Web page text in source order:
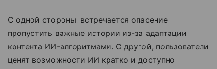
С одной стороны, встречается опасение
пропустить важные истории из-за адаптации
контента ИИ-алгоритмами. С другой, пользователи
ценят возможности ИИ кратко и доступно